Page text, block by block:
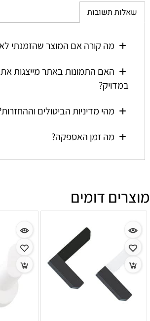
שאלות תשובות
מה קורה אם המוצר שהזמנתי
האם התמונות באתר מייצגות
במדויק?
מהי מדיניות הביטולים
מה זמן האספקה?
מוצרים דומים